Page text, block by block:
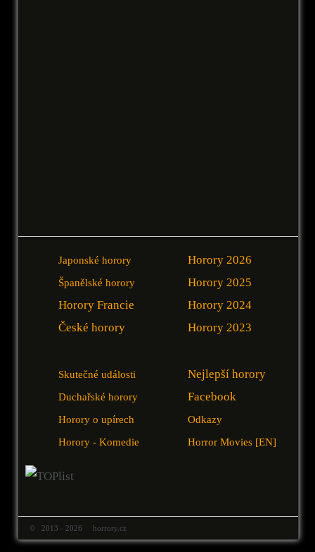
Japonské horory
Španělské horory
Horory Francie
České horory
Horory 2026
Horory 2025
Horory 2024
Horory 2023
Skutečné události
Duchařské horory
Horory o upírech
Horory - Komedie
Nejlepší horory
Facebook
Odkazy
Horror Movies [EN]
© 2013 - 2026 horrory.cz